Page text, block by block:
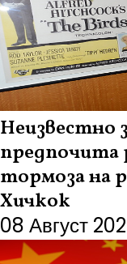
Неизвестно
предпочита
тормоза на
Хичкок
08 Август